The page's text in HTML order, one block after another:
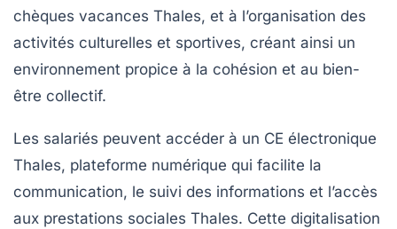
chèques vacances Thales, et à l’organisation des
activités culturelles et sportives, créant ainsi un
environnement propice à la cohésion et au bien-
être collectif.
Les salariés peuvent accéder à un CE électronique
Thales, plateforme numérique qui facilite la
communication, le suivi des informations et l’accès
aux prestations sociales Thales. Cette digitalisation